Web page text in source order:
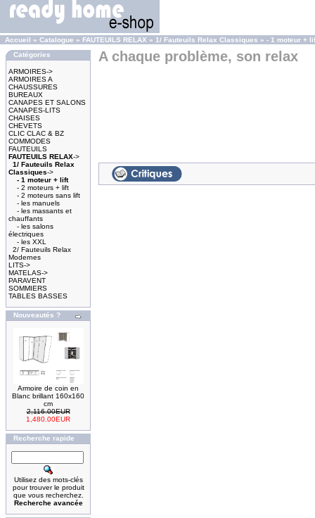
Accueil » Catalogue » FAUTEUILS RELAX » 1/ Fauteuils Relax Classiques » - 1 moteur +
Catégories
ARMOIRES->
ARMOIRES A
CHAUSSURES
BUREAUX
CANAPES ET SALONS
CANAPES-LITS
CHAISES
CHEVETS
CLIC CLAC & BZ
COMMODES
FAUTEUILS
FAUTEUILS RELAX->
1/ Fauteuils Relax
Classiques->
- 1 moteur + lift
- 2 moteurs + lift
- 2 moteurs sans lift
- les manuels
- les massants et
chauffants
- les salons
électriques
- les XXL
2/ Fauteuils Relax
Modernes
LITS->
MATELAS->
PARAVENT
SOMMIERS
TABLES BASSES
Nouveautés ?
Armoire de coin en
Blanc brillant 160x160
cm
2,116.00EUR
1,480.00EUR
Recherche rapide
Utilisez des mots-clés
pour trouver le produit
que vous recherchez.
Recherche avancée
A chaque problème, son relax